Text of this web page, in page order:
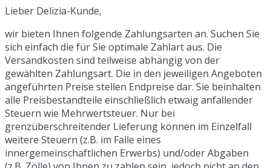
Lieber Delizia-Kunde,
wir bieten Ihnen folgende Zahlungsarten an. Suchen Sie
sich einfach die für Sie optimale Zahlart aus. Die
Versandkosten sind teilweise abhängig von der
gewählten Zahlungsart. Die in den jeweiligen Angeboten
angeführten Preise stellen Endpreise dar. Sie beinhalten
alle Preisbestandteile einschließlich etwaig anfallender
Steuern wie Mehrwertsteuer. Nur bei
grenzüberschreitender Lieferung können im Einzelfall
weitere Steuern (z.B. im Falle eines
innergemeinschaftlichen Erwerbs) und/oder Abgaben